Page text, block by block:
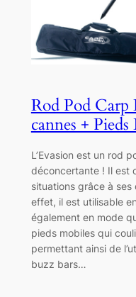
Rod Pod Carp
cannes +
L’Evasion est un rod
déconcertante ! Il est
situations grâce à
effet, il est utilisable
également en mode
pieds mobiles qui
permettant ainsi de
buzz bars…